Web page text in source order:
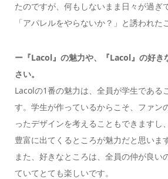
たのですが、何もしないまま日々が過ぎ
「アパレルをやらないか？」と誘われた
ー『Lacol』の魅力や、『Lacol』の好き
さい。
Lacolの1番の魅力は、全員が学生である
す。学生が作っているからこそ、ファン
ったデザインを考えることもできますし
豊富に出てくるところが魅力だと思います
また、好きなところは、全員の仲が良い
ていてとても楽しいです。